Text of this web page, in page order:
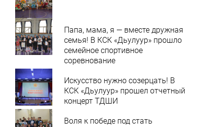
Папа, мама, я — вместе дружная
семья! В КСК «Дьулуур» прошло
семейное спортивное
соревнование
Искусство нужно созерцать! В
КСК «Дьулуур» прошел отчетный
концерт ТДШИ
Воля к победе под стать